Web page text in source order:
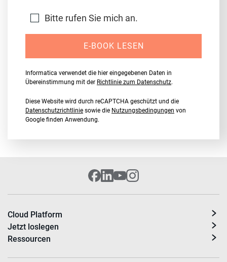
Bitte rufen Sie mich an.
E-BOOK LESEN
Informatica verwendet die hier eingegebenen Daten in
Übereinstimmung mit der Richtlinie zum Datenschutz.
Diese Website wird durch reCAPTCHA geschützt und die
Datenschutzrichtlinie sowie die Nutzungsbedingungen von
Google finden Anwendung.
Cloud Platform
Jetzt loslegen
Ressourcen